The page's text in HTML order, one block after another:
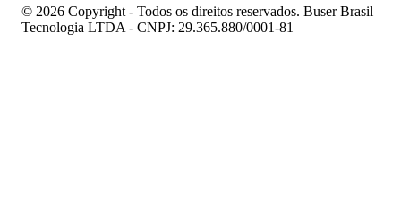
© 2026 Copyright - Todos os direitos reservados. Buser Brasil
Tecnologia LTDA - CNPJ: 29.365.880/0001-81